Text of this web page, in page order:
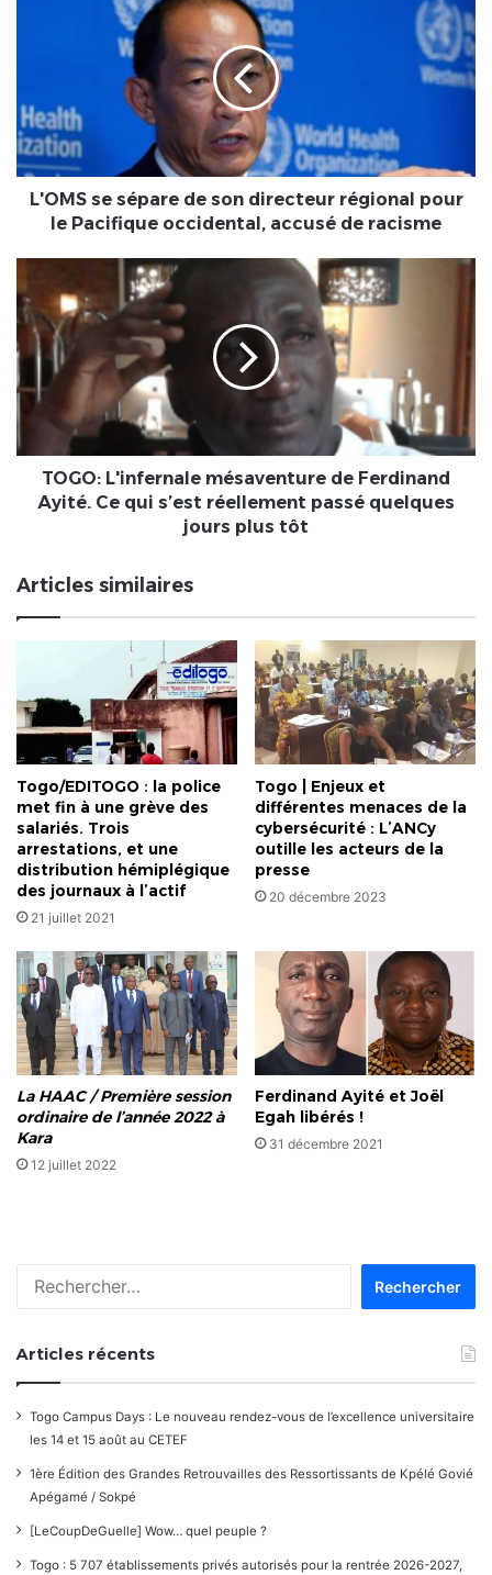
directeur
régional
pour
le
Pacifique
occidental,
racisme
L'OMS se sépare de son directeur régional pour
le Pacifique occidental, accusé de racisme
L'infernale
mésaventure
Ferdinand
Ayité.
s’est
réellement
passé
tôt
TOGO: L'infernale mésaventure de Ferdinand
Ayité. Ce qui s’est réellement passé quelques
jours plus tôt
Articles similaires
Togo/EDITOGO : la police
met fin à une grève des
salariés. Trois
arrestations, et une
distribution hémiplégique
des journaux à l’actif
21 juillet 2021
Togo | Enjeux et
différentes menaces de la
cybersécurité : L’ANCy
outille les acteurs de la
presse
20 décembre 2023
La HAAC / Première session
ordinaire de l’année 2022 à
Kara
12 juillet 2022
Ferdinand Ayité et Joël
Egah libérés !
31 décembre 2021
Articles récents
Togo Campus Days : Le nouveau rendez-vous de l’excellence universitaire
les 14 et 15 août au CETEF
1ère Édition des Grandes Retrouvailles des Ressortissants de Kpélé Govié
Apégamé / Sokpé
[LeCoupDeGuelle] Wow… quel peuple ?
Togo : 5 707 établissements privés autorisés pour la rentrée 2026-2027,